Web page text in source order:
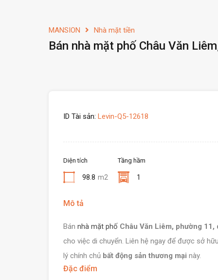
MANSION Nhà mặt tiền
Bán nhà mặt phố Châu Văn
ID Tài sản: Levin-Q5-12618
Diện tích
98.8 m2
Tầng hầm
1
Mô tả
Bán nhà mặt phố Châu Văn Liêm, phường 11,
cho việc di chuyển. Liên hệ ngay để được sở hữu
lý chính chủ bất động sản thương mại này.
Đặc điểm